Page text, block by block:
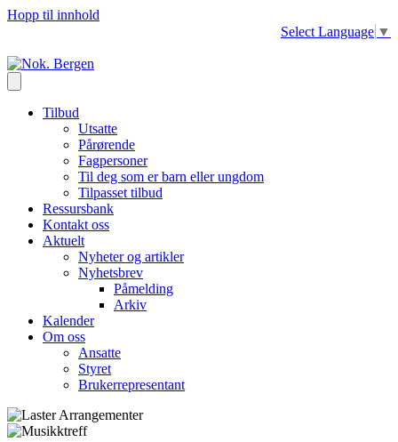
Hopp til innhold
Select Language ▼
Tilbud
Utsatte
Pårørende
Fagpersoner
Til deg som er barn eller ungdom
Tilpasset tilbud
Ressursbank
Kontakt oss
Aktuelt
Nyheter og artikler
Nyhetsbrev
Påmelding
Arkiv
Kalender
Om oss
Ansatte
Styret
Brukerrepresentant